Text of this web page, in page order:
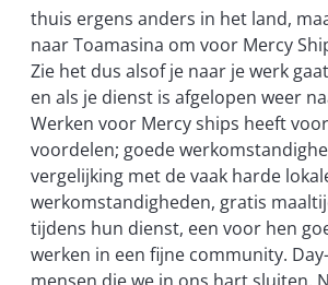
thuis ergens anders in het land,
naar Toamasina om voor Mercy
Zie het dus alsof je naar je werk
en als je dienst is afgelopen weer
Werken voor Mercy ships heeft
voordelen; goede
vergelijking met de vaak harde
werkomstandigheden, gratis
tijdens hun dienst, een voor hen
werken in een fijne community.